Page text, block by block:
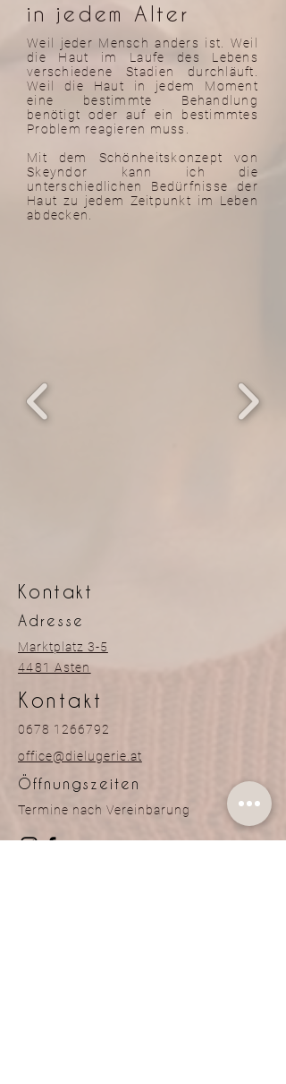
in jedem Alter
Weil jeder Mensch anders ist. Weil
die Haut im Laufe des Lebens
verschiedene Stadien durchläuft.
Weil die Haut in jedem Moment
eine bestimmte Behandlung
benötigt oder auf ein bestimmtes
Problem reagieren muss.
Mit dem Schönheitskonzept von
Skeyndor kann ich die
unterschiedlichen Bedürfnisse der
Haut zu jedem Zeitpunkt im Leben
abdecken.
Kontakt
Adresse
Marktplatz 3-5
4481 Asten
Kontakt
0678 1266792
office@dielugerie.at
Öffnungszeiten
Termine nach Vereinbarung